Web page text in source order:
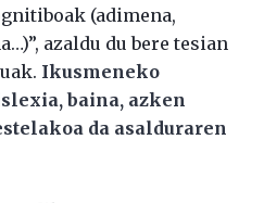
(adimena,
azaldu du bere tesian
Ikusmeneko
baina, azken
da asalduraren